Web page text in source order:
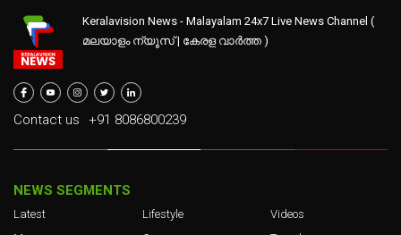
Keralavision News - Malayalam 24x7 Live News Channel (
മലയാളം ന്യൂസ് | കേരള വാർത്ത )
Contact us +91 8086800239
NEWS SEGMENTS
Latest
Lifestyle
Videos